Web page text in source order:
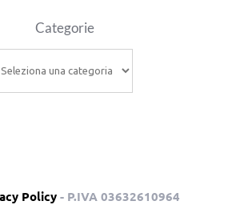
Categorie
Policy- P.IVA 03632610964